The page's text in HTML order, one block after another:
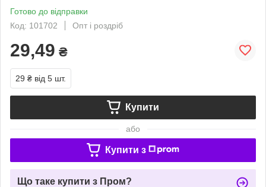
Готово до відправки
Код: 101702
Опт і роздріб
29,49 ₴
29 ₴ від 5 шт.
Купити
або
Купити з
Що таке купити з Пром?